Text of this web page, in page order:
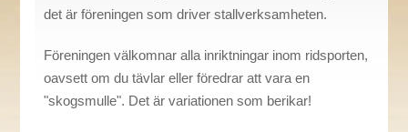
det är föreningen som driver stallverksamheten.
Föreningen välkomnar alla inriktningar inom ridsporten,
oavsett om du tävlar eller föredrar att vara en
"skogsmulle". Det är variationen som berikar!